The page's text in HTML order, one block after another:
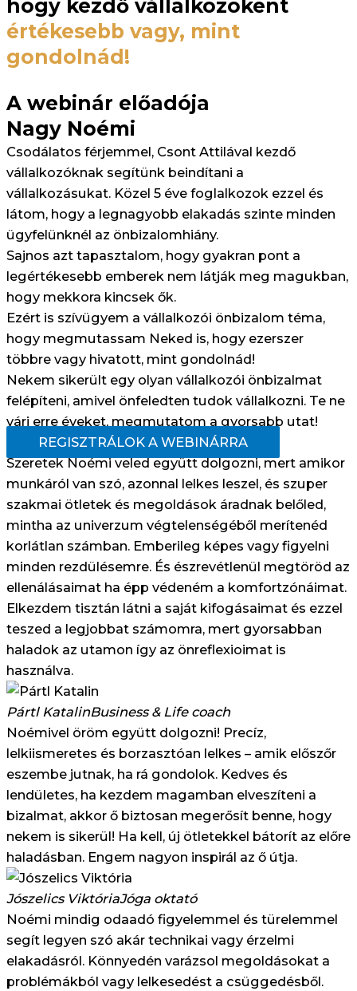
hogy kezdő vállalkozóként
értékesebb vagy, mint
gondolnád!
A webinár előadója
Nagy Noémi
Csodálatos férjemmel, Csont Attilával kezdő
vállalkozóknak segítünk beindítani a
vállalkozásukat. Közel 5 éve foglalkozok ezzel és
látom, hogy a legnagyobb elakadás szinte minden
ügyfelünknél az önbizalomhiány.
Sajnos azt tapasztalom, hogy gyakran pont a
legértékesebb emberek nem látják meg magukban,
hogy mekkora kincsek ők.
Ezért is szívügyem a vállalkozói önbizalom téma,
hogy megmutassam Neked is, hogy ezerszer
többre vagy hivatott, mint gondolnád!
Nekem sikerült egy olyan vállalkozói önbizalmat
felépíteni, amivel önfeledten tudok vállalkozni. Te ne
várj erre éveket, megmutatom a gyorsabb utat!
REGISZTRÁLOK A WEBINÁRRA
Szeretek Noémi veled együtt dolgozni, mert amikor
munkáról van szó, azonnal lelkes leszel, és szuper
szakmai ötletek és megoldások áradnak belőled,
mintha az univerzum végtelenségéből merítenéd
korlátlan számban. Emberileg képes vagy figyelni
minden rezdülésemre. És észrevétlenül megtöröd az
ellenálásaimat ha épp védeném a komfortzónáimat.
Elkezdem tisztán látni a saját kifogásaimat és ezzel
teszed a legjobbat számomra, mert gyorsabban
haladok az utamon így az önreflexioimat is
használva.
Pártl KatalinBusiness & Life coach
Noémivel öröm együtt dolgozni! Precíz,
lelkiismeretes és borzasztóan lelkes – amik előszőr
eszembe jutnak, ha rá gondolok. Kedves és
lendületes, ha kezdem magamban elveszíteni a
bizalmat, akkor ő biztosan megerősít benne, hogy
nekem is sikerül! Ha kell, új ötletekkel bátorít az előre
haladásban. Engem nagyon inspirál az ő útja.
Jószelics ViktóriaJóga oktató
Noémi mindig odaadó figyelemmel és türelemmel
segít legyen szó akár technikai vagy érzelmi
elakadásról. Könnyedén varázsol megoldásokat a
problémákból vagy lelkesedést a csüggedésből.